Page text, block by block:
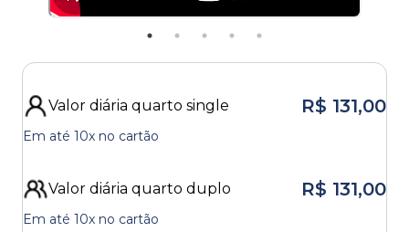
Valor diária quarto single R$ 131,00
Em até 10x no cartão
Valor diária quarto duplo R$ 131,00
Em até 10x no cartão